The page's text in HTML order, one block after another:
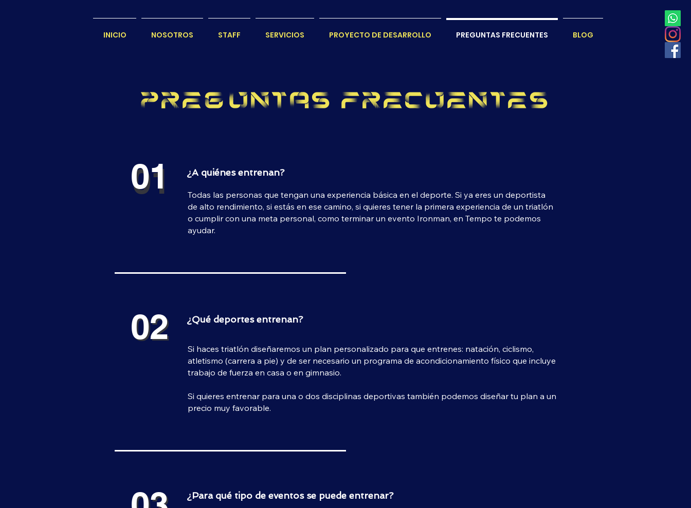
INICIO NOSOTROS STAFF SERVICIOS PROYECTO DE DESARROLLO PREGUNTAS FRECUENTES BLOG
Preguntas frecuentes
01
01 ¿A quiénes entrenan?
Todas las personas que tengan una experiencia básica en el deporte. Si ya eres un deportista
de alto rendimiento, si estás en ese camino, si quieres tener la primera experiencia de un triatlón
o cumplir con una meta personal, como terminar un evento Ironman, en Tempo te podemos
ayudar.
02
02 ¿Qué deportes entrenan?
Si haces triatlón diseñaremos un plan personalizado para que entrenes: natación, ciclismo,
atletismo (carrera a pie) y de ser necesario un programa de acondicionamiento físico que incluye
trabajo de fuerza en casa o en gimnasio.
Si quieres entrenar para una o dos disciplinas deportivas también podemos diseñar tu plan a un
precio muy favorable.
¿Para qué tipo de eventos se puede entrenar?